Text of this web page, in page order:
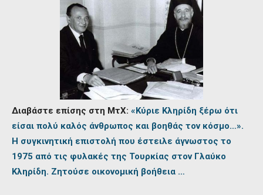
Διαβάστε επίσης στη ΜτΧ: «Κύριε Κληρίδη ξέρω ότι
είσαι πολύ καλός άνθρωπος και βοηθάς τον κόσμο…».
Η συγκινητική επιστολή που έστειλε άγνωστος το
1975 από τις φυλακές της Τουρκίας στον Γλαύκο
Κληρίδη. Ζητούσε οικονομική βοήθεια …